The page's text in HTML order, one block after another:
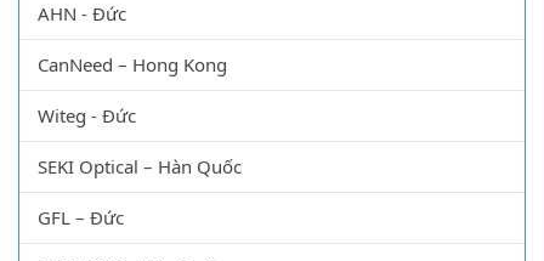
AHN - Đức
CanNeed – Hong Kong
Witeg - Đức
SEKI Optical – Hàn Quốc
GFL – Đức